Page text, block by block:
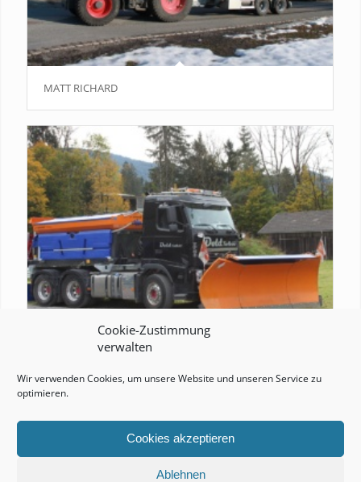
Cookie-Zustimmung
verwalten
Wir verwenden Cookies, um unsere Website und unseren Service zu
optimieren.
Cookies akzeptieren
Ablehnen
MATT RICHARD